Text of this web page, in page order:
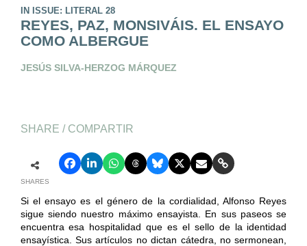
IN ISSUE: LITERAL 28
REYES, PAZ, MONSIVÁIS. EL ENSAYO
COMO ALBERGUE
JESÚS SILVA-HERZOG MÁRQUEZ
SHARE / COMPARTIR
SHARES
Si el ensayo es el género de la cordialidad, Alfonso Reyes
sigue siendo nuestro máximo ensayista. En sus paseos se
encuentra esa hospitalidad que es el sello de la identidad
ensayística. Sus artículos no dictan cátedra, no sermonean,